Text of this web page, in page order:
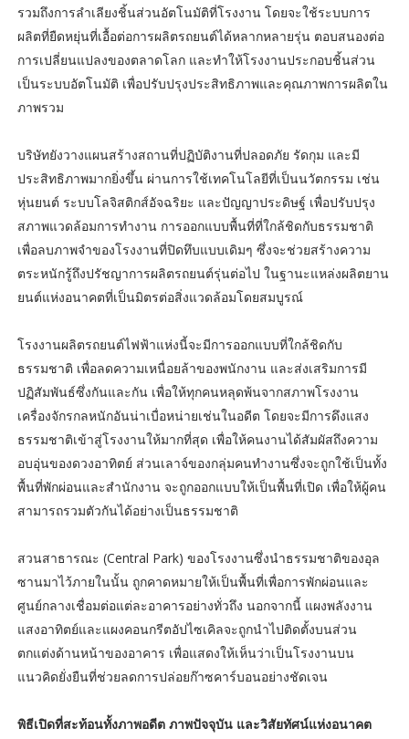
รวมถึงการลำเลียงชิ้นส่วนอัตโนมัติที่โรงงาน โดยจะใช้ระบบการ
ผลิตที่ยืดหยุ่นที่เอื้อต่อการผลิตรถยนต์ได้หลากหลายรุ่น ตอบสนองต่อ
การเปลี่ยนแปลงของตลาดโลก และทำให้โรงงานประกอบชิ้นส่วน
เป็นระบบอัตโนมัติ เพื่อปรับปรุงประสิทธิภาพและคุณภาพการผลิตใน
ภาพรวม
บริษัทยังวางแผนสร้างสถานที่ปฏิบัติงานที่ปลอดภัย รัดกุม และมี
ประสิทธิภาพมากยิ่งขึ้น ผ่านการใช้เทคโนโลยีที่เป็นนวัตกรรม เช่น
หุ่นยนต์ ระบบโลจิสติกส์อัจฉริยะ และปัญญาประดิษฐ์ เพื่อปรับปรุง
สภาพแวดล้อมการทำงาน การออกแบบพื้นที่ที่ใกล้ชิดกับธรรมชาติ
เพื่อลบภาพจำของโรงงานที่ปิดทึบแบบเดิมๆ ซึ่งจะช่วยสร้างความ
ตระหนักรู้ถึงปรัชญาการผลิตรถยนต์รุ่นต่อไป ในฐานะแหล่งผลิตยาน
ยนต์แห่งอนาคตที่เป็นมิตรต่อสิ่งแวดล้อมโดยสมบูรณ์
โรงงานผลิตรถยนต์ไฟฟ้าแห่งนี้จะมีการออกแบบที่ใกล้ชิดกับ
ธรรมชาติ เพื่อลดความเหนื่อยล้าของพนักงาน และส่งเสริมการมี
ปฏิสัมพันธ์ซึ่งกันและกัน เพื่อให้ทุกคนหลุดพ้นจากสภาพโรงงาน
เครื่องจักรกลหนักอันน่าเบื่อหน่ายเช่นในอดีต โดยจะมีการดึงแสง
ธรรมชาติเข้าสู่โรงงานให้มากที่สุด เพื่อให้คนงานได้สัมผัสถึงความ
อบอุ่นของดวงอาทิตย์ ส่วนเลาจ์ของกลุ่มคนทำงานซึ่งจะถูกใช้เป็นทั้ง
พื้นที่พักผ่อนและสำนักงาน จะถูกออกแบบให้เป็นพื้นที่เปิด เพื่อให้ผู้คน
สามารถรวมตัวกันได้อย่างเป็นธรรมชาติ
สวนสาธารณะ (Central Park) ของโรงงานซึ่งนำธรรมชาติของอุล
ซานมาไว้ภายในนั้น ถูกคาดหมายให้เป็นพื้นที่เพื่อการพักผ่อนและ
ศูนย์กลางเชื่อมต่อแต่ละอาคารอย่างทั่วถึง นอกจากนี้ แผงพลังงาน
แสงอาทิตย์และแผงคอนกรีตอัปไซเคิลจะถูกนำไปติดตั้งบนส่วน
ตกแต่งด้านหน้าของอาคาร เพื่อแสดงให้เห็นว่าเป็นโรงงานบน
แนวคิดยั่งยืนที่ช่วยลดการปล่อยก๊าซคาร์บอนอย่างชัดเจน
พิธีเปิดที่สะท้อนทั้งภาพอดีต ภาพปัจจุบัน และวิสัยทัศน์แห่งอนาคต